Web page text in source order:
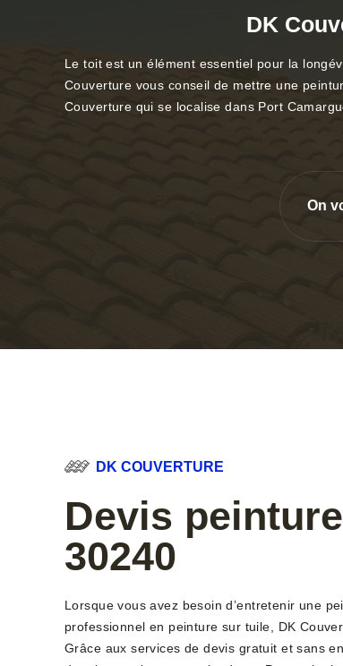
DK
Le toit est un élément essentiel pour la
Couverture vous conseil de mettre une
Couverture qui se localise dans Port
On
DK COUVERTURE
Devis
30240
Lorsque vous avez besoin d’entretenir une
professionnel en peinture sur tuile, DK
Grâce aux services de devis gratuit et sans